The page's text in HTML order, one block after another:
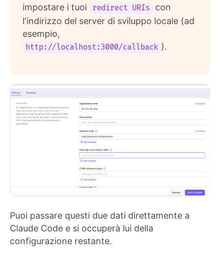
impostare i tuoi
redirect URIs
con
l'indirizzo del server di sviluppo locale (ad
esempio,
http://localhost:3000/callback ).
Puoi passare questi due dati direttamente a
Claude Code e si occuperà lui della
configurazione restante.